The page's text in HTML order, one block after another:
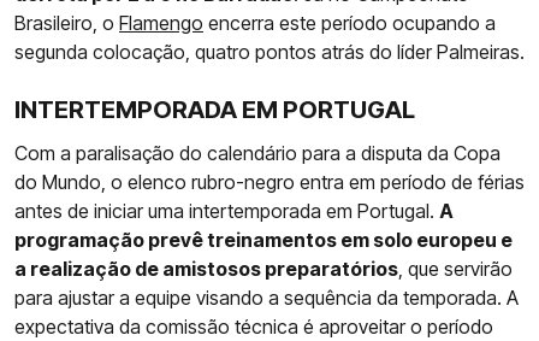
Brasileiro, o Flamengo encerra este período ocupando a
segunda colocação, quatro pontos atrás do líder Palmeiras.
INTERTEMPORADA EM PORTUGAL
Com a paralisação do calendário para a disputa da Copa
do Mundo, o elenco rubro-negro entra em período de férias
antes de iniciar uma intertemporada em Portugal. A
programação prevê treinamentos em solo europeu e
a realização de amistosos preparatórios , que servirão
para ajustar a equipe visando a sequência da temporada. A
expectativa da comissão técnica é aproveitar o período